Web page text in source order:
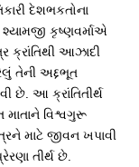
દેશભકતોના
કૃષ્ણવર્માએ
આઝાદી
તેની અદ્દભૂત
છે. આ ક્રાંતિતીર્થ
માતાને વિશ્વગુરૂ
માટે જીવન ખપાવી
તીર્થ છે.